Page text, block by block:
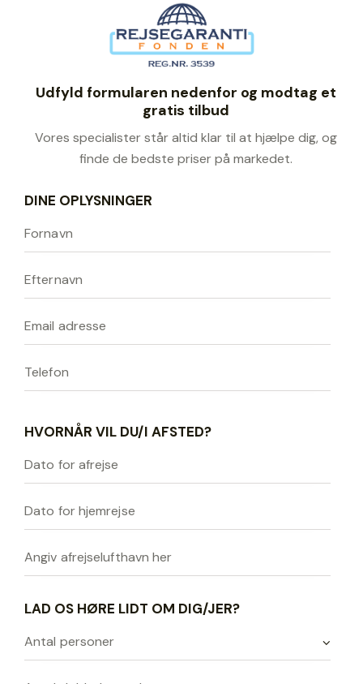
Udfyld formularen nedenfor og modtag et
gratis tilbud
Vores specialister står altid klar til at hjælpe dig, og
finde de bedste priser på markedet.
DINE OPLYSNINGER
HVORNÅR VIL DU/I AFSTED?
LAD OS HØRE LIDT OM DIG/JER?